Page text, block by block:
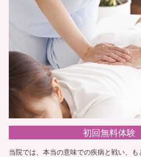
初回無料体験
当院では、本当の意味での疾病と戦い、も